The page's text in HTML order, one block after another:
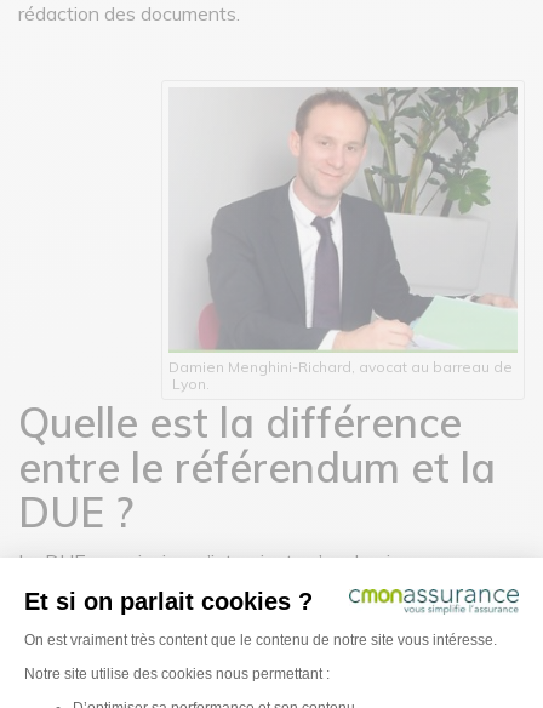
rédaction des documents.
Damien Menghini-Richard, avocat au barreau de
Lyon.
Quelle est la différence
entre le référendum et la
DUE ?
La DUE, en principe, n’intervient qu’en dernier recours,
seulement si le dirigeant ne s’est pas concerté avec ses
salariés.Il faut être extrêmement clair lors de la
rédaction de ce document car il peut porter à
confusion si certains cas ne sont pas bien explicités
Et si on parlait cookies ?
Plateforme de Gestion du Consentement :
On est vraiment très content que le contenu de notre site vous intéresse.
Notre site utilise des cookies nous permettant :